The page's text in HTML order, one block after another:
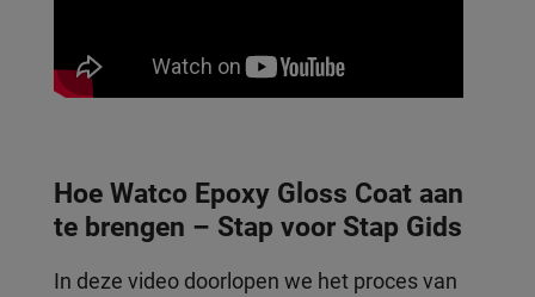
Hoe Watco Epoxy Gloss Coat aan
te brengen – Stap voor Stap Gids
In deze video doorlopen we het proces van